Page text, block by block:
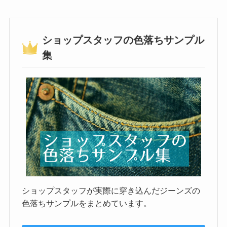
ショップスタッフの色落ちサンプル
集
ショップスタッフが実際に穿き込んだジーンズの
色落ちサンプルをまとめています。